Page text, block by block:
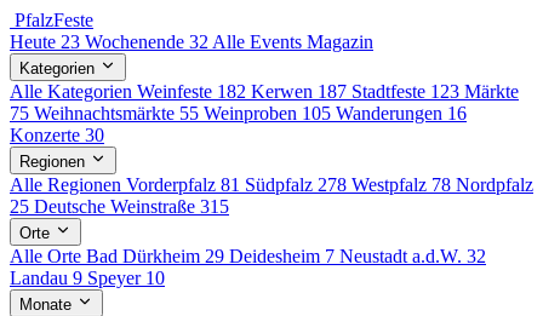
PfalzFeste
Heute 23 Wochenende 32 Alle Events Magazin
Kategorien
Alle Kategorien Weinfeste 182 Kerwen 187 Stadtfeste 123 Märkte
75 Weihnachtsmärkte 55 Weinproben 105 Wanderungen 16
Konzerte 30
Regionen
Alle Regionen Vorderpfalz 81 Südpfalz 278 Westpfalz 78 Nordpfalz
25 Deutsche Weinstraße 315
Orte
Alle Orte Bad Dürkheim 29 Deidesheim 7 Neustadt a.d.W. 32
Landau 9 Speyer 10
Monate